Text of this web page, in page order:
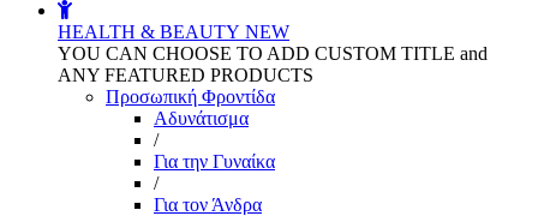
HEALTH & BEAUTY NEW
YOU CAN CHOOSE TO ADD CUSTOM TITLE and
ANY FEATURED PRODUCTS
Προσωπική Φροντίδα
Αδυνάτισμα
/
Για την Γυναίκα
/
Για τον Άνδρα